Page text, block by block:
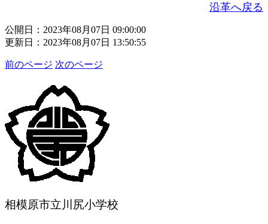
沿革へ戻る
公開日：2023年08月07日 09:00:00
更新日：2023年08月07日 13:50:55
前のページ 次のページ
相模原市立川尻小学校